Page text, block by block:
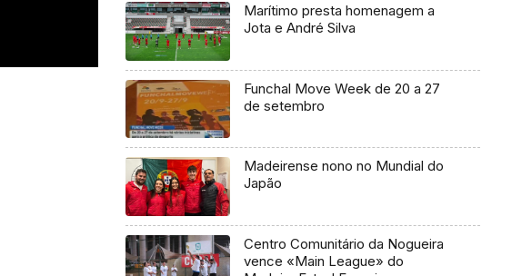
Marítimo presta homenagem a
Jota e André Silva
Funchal Move Week de 20 a 27
de setembro
Madeirense nono no Mundial do
Japão
Centro Comunitário da Nogueira
vence «Main League» do